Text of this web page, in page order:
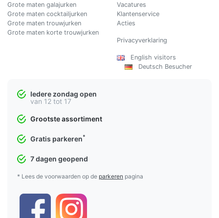
Grote maten galajurken
Grote maten cocktailjurken
Grote maten trouwjurken
Grote maten korte trouwjurken
Vacatures
Klantenservice
Acties
Privacyverklaring
English visitors
Deutsch Besucher
Iedere zondag open
van 12 tot 17
Grootste assortiment
Gratis parkeren*
7 dagen geopend
* Lees de voorwaarden op de parkeren pagina